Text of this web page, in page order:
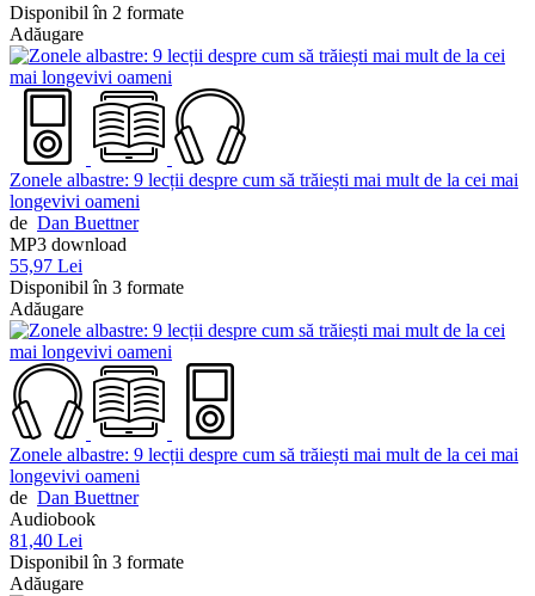
Disponibil în 2 formate
Adăugare
Zonele albastre: 9 lecții despre cum să trăiești mai mult de la cei mai
longevivi oameni
de Dan Buettner
MP3 download
55,97 Lei
Disponibil în 3 formate
Adăugare
Zonele albastre: 9 lecții despre cum să trăiești mai mult de la cei mai
longevivi oameni
de Dan Buettner
Audiobook
81,40 Lei
Disponibil în 3 formate
Adăugare